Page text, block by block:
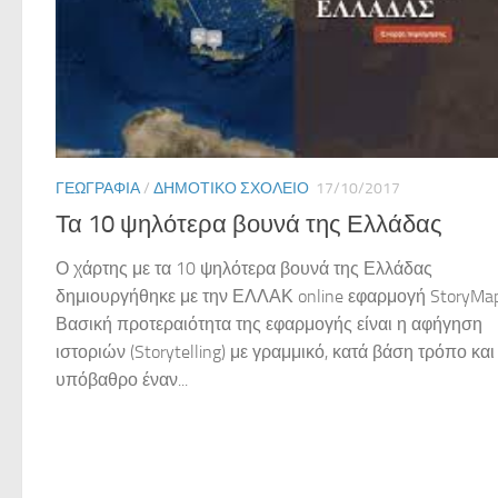
ΓΕΩΓΡΑΦΊΑ/ ΔΗΜΟΤΙΚΌ ΣΧΟΛΕΊΟ 17/10/2017
Τα 10 ψηλότερα βουνά της Ελλάδας
Ο χάρτης με τα 10 ψηλότερα βουνά της Ελλάδας
δημιουργήθηκε με την ΕΛΛΑΚ online εφαρμογή
Βασική προτεραιότητα της εφαρμογής είναι η αφήγηση
ιστοριών (Storytelling) με γραμμικό, κατά βάση τρόπο και
υπόβαθρο έναν...